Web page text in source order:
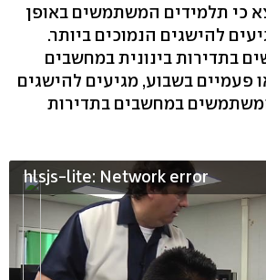
כי תלמידים המשתמשים באופן
להישגים הנמוכים ביותר.
בתדירות בינונית במחשבים
פעמיים בשבוע, מגיעים להישגים
במחשבים בתדירות
hlsjs-lite: Network error